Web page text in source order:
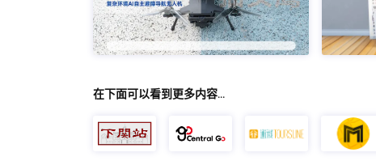
在下面可以看到更多内容…